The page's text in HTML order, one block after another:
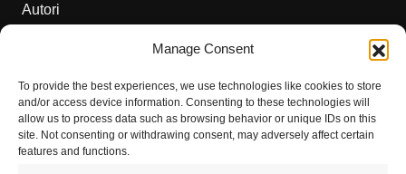
Manage Consent
To provide the best experiences, we use technologies like cookies to store
and/or access device information. Consenting to these technologies will
allow us to process data such as browsing behavior or unique IDs on this
site. Not consenting or withdrawing consent, may adversely affect certain
features and functions.
Autori
Dešavanja
Kontakt
Misija sajta Sve o arheologiji